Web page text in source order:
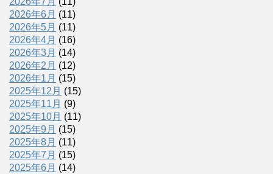
2026年6月 (11)
2026年5月 (11)
2026年4月 (16)
2026年3月 (14)
2026年2月 (12)
2026年1月 (15)
2025年12月 (15)
2025年11月 (9)
2025年10月 (11)
2025年9月 (15)
2025年8月 (11)
2025年7月 (15)
2025年6月 (14)